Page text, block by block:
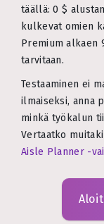
täällä: 0 $
kulkevat omien
Premium alkaen
tarvitaan.
Testaaminen ei
ilmaiseksi, anna
minkä työkalun
Vertaatko
Aisle Planner -